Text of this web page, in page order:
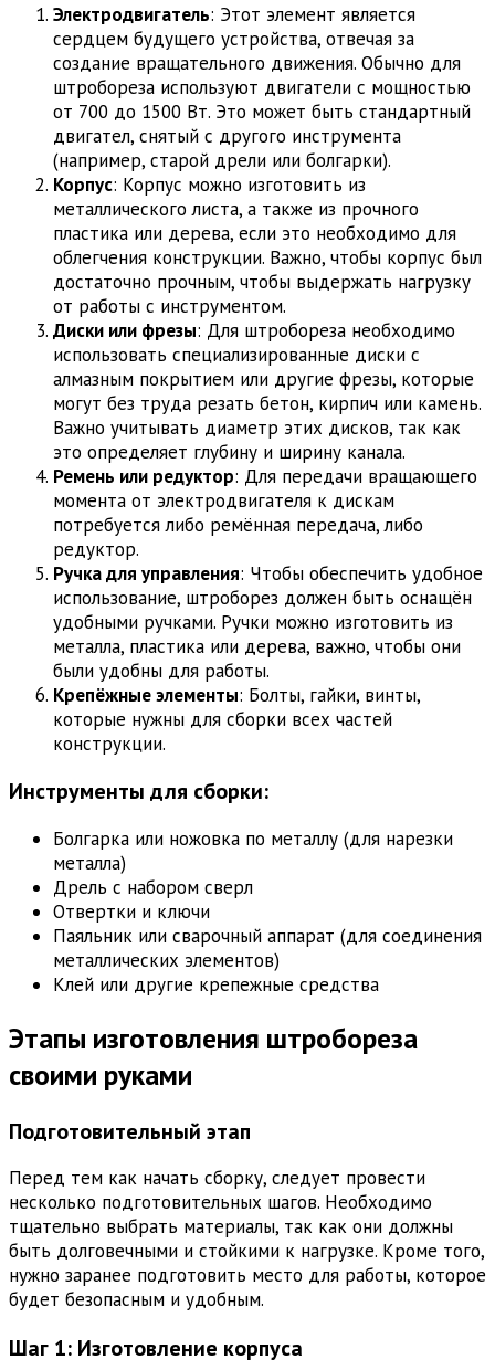
Электродвигатель: Этот элемент является
сердцем будущего устройства, отвечая за
создание вращательного движения. Обычно для
штробореза используют двигатели с мощностью
от 700 до 1500 Вт. Это может быть стандартный
двигател, снятый с другого инструмента
(например, старой дрели или болгарки).
Корпус: Корпус можно изготовить из
металлического листа, а также из прочного
пластика или дерева, если это необходимо для
облегчения конструкции. Важно, чтобы корпус был
достаточно прочным, чтобы выдержать нагрузку
от работы с инструментом.
Диски или фрезы: Для штробореза необходимо
использовать специализированные диски с
алмазным покрытием или другие фрезы, которые
могут без труда резать бетон, кирпич или камень.
Важно учитывать диаметр этих дисков, так как
это определяет глубину и ширину канала.
Ремень или редуктор: Для передачи вращающего
момента от электродвигателя к дискам
потребуется либо ремённая передача, либо
редуктор.
Ручка для управления: Чтобы обеспечить удобное
использование, штроборез должен быть оснащён
удобными ручками. Ручки можно изготовить из
металла, пластика или дерева, важно, чтобы они
были удобны для работы.
Крепёжные элементы: Болты, гайки, винты,
которые нужны для сборки всех частей
конструкции.
Инструменты для сборки:
Болгарка или ножовка по металлу (для нарезки
металла)
Дрель с набором сверл
Отвертки и ключи
Паяльник или сварочный аппарат (для соединения
металлических элементов)
Клей или другие крепежные средства
Этапы изготовления штробореза
своими руками
Подготовительный этап
Перед тем как начать сборку, следует провести
несколько подготовительных шагов. Необходимо
тщательно выбрать материалы, так как они должны
быть долговечными и стойкими к нагрузке. Кроме того,
нужно заранее подготовить место для работы, которое
будет безопасным и удобным.
Шаг 1: Изготовление корпуса